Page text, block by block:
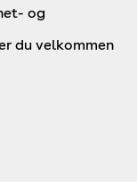
og
du velkommen